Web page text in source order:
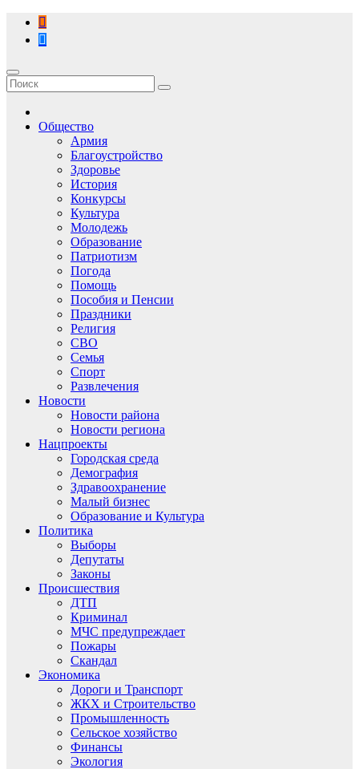
Перейти
содержимому
Общество
Армия
Благоустройство
Здоровье
История
Конкурсы
Культура
Молодежь
Образование
Патриотизм
Погода
Помощь
Пособия и Пенсии
Праздники
Религия
СВО
Семья
Спорт
Развлечения
Новости
Новости района
Новости региона
Нацпроекты
Городская среда
Демография
Здравоохранение
Малый бизнес
Образование и Культура
Политика
Выборы
Депутаты
Законы
Происшествия
ДТП
Криминал
МЧС предупреждает
Пожары
Скандал
Экономика
Дороги и Транспорт
ЖКХ и Строительство
Промышленность
Сельское хозяйство
Финансы
Экология